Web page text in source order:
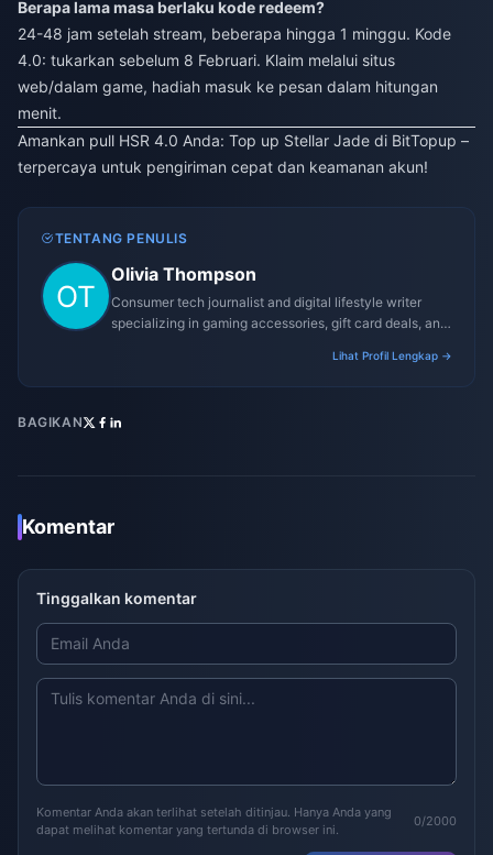
Berapa lama masa berlaku kode redeem?
24-48 jam setelah stream, beberapa hingga 1 minggu. Kode
4.0: tukarkan sebelum 8 Februari. Klaim melalui situs
web/dalam game, hadiah masuk ke pesan dalam hitungan
menit.
Amankan pull HSR 4.0 Anda: Top up Stellar Jade di BitTopup –
terpercaya untuk pengiriman cepat dan keamanan akun!
TENTANG PENULIS
Olivia Thompson
Consumer tech journalist and digital lifestyle writer
specializing in gaming accessories, gift card deals, and
Lihat Profil Lengkap →
BAGIKAN
Komentar
Tinggalkan komentar
Komentar Anda akan terlihat setelah ditinjau. Hanya Anda yang
dapat melihat komentar yang tertunda di browser ini.
0/2000